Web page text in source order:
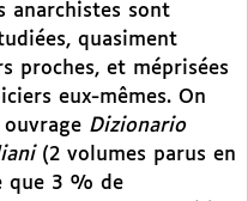
anarchistes sont
quasiment
proches, et méprisées
eux-mêmes. On
Dizionario
(2 volumes parus en
que 3 % de